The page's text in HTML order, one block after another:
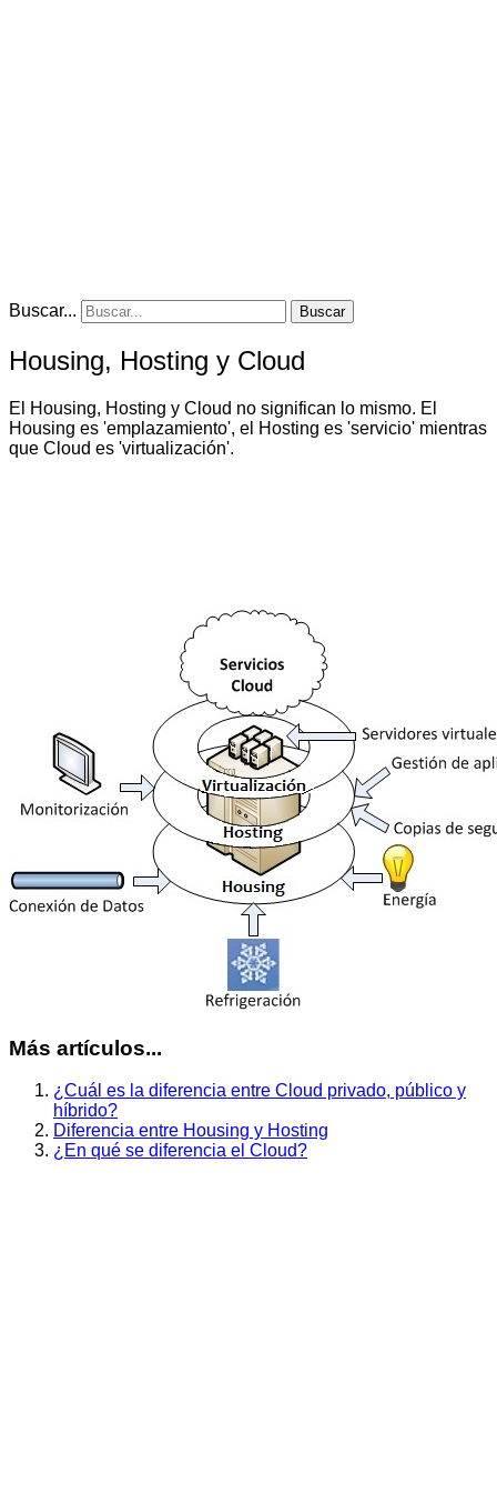
Buscar... Buscar
Housing, Hosting y Cloud
El Housing, Hosting y Cloud no significan lo mismo. El
Housing es 'emplazamiento', el Hosting es 'servicio' mientras
que Cloud es 'virtualización'.
Más artículos...
¿Cuál es la diferencia entre Cloud privado, público y
híbrido?
Diferencia entre Housing y Hosting
¿En qué se diferencia el Cloud?